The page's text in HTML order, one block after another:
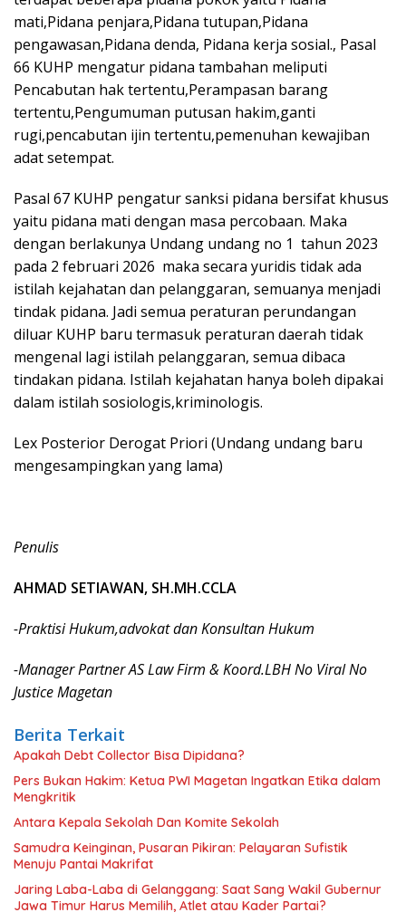
mati,Pidana penjara,Pidana tutupan,Pidana
pengawasan,Pidana denda, Pidana kerja sosial., Pasal
66 KUHP mengatur pidana tambahan meliputi
Pencabutan hak tertentu,Perampasan barang
tertentu,Pengumuman putusan hakim,ganti
rugi,pencabutan ijin tertentu,pemenuhan kewajiban
adat setempat.
Pasal 67 KUHP pengatur sanksi pidana bersifat khusus
yaitu pidana mati dengan masa percobaan. Maka
dengan berlakunya Undang undang no 1 tahun 2023
pada 2 februari 2026 maka secara yuridis tidak ada
istilah kejahatan dan pelanggaran, semuanya menjadi
tindak pidana. Jadi semua peraturan perundangan
diluar KUHP baru termasuk peraturan daerah tidak
mengenal lagi istilah pelanggaran, semua dibaca
tindakan pidana. Istilah kejahatan hanya boleh dipakai
dalam istilah sosiologis,kriminologis.
Lex Posterior Derogat Priori (Undang undang baru
mengesampingkan yang lama)
Penulis
AHMAD SETIAWAN, SH.MH.CCLA
-Praktisi Hukum,advokat dan Konsultan Hukum
-Manager Partner AS Law Firm & Koord.LBH No Viral No
Justice Magetan
Berita Terkait
Apakah Debt Collector Bisa Dipidana?
Pers Bukan Hakim: Ketua PWI Magetan Ingatkan Etika dalam
Mengkritik
Antara Kepala Sekolah Dan Komite Sekolah
Samudra Keinginan, Pusaran Pikiran: Pelayaran Sufistik
Menuju Pantai Makrifat
Jaring Laba-Laba di Gelanggang: Saat Sang Wakil Gubernur
Jawa Timur Harus Memilih, Atlet atau Kader Partai?